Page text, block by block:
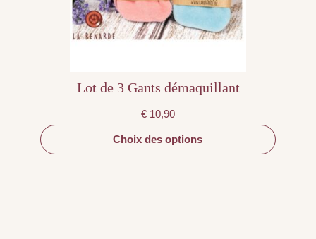
Lot de 3 Gants démaquillant
€ 10,90
Choix des options
sur
page
du